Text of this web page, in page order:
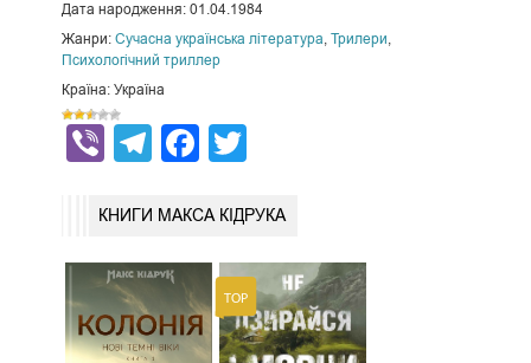
Дата народження: 01.04.1984
Жанри: Сучасна українська література, Трилери,
Психологічний триллер
Країна: Україна
ViberTelegram
Facebook
КНИГИ МАКСА КІДРУКА